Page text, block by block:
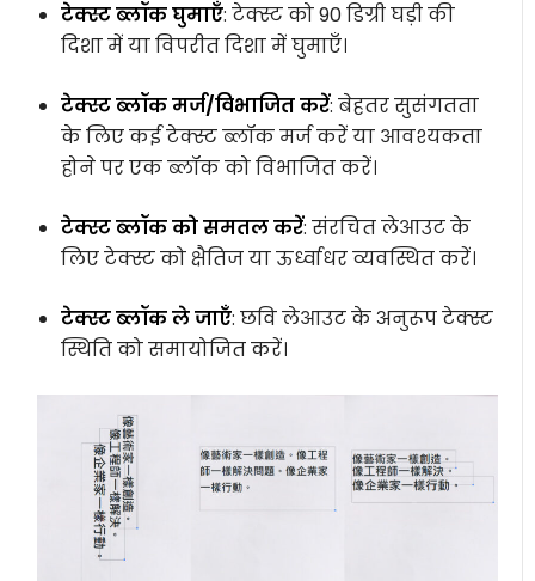
टेक्स्ट ब्लॉक घुमाएँ: टेक्स्ट को 90 डिग्री घड़ी की
दिशा में या विपरीत दिशा में घुमाएँ।
टेक्स्ट ब्लॉक मर्ज/विभाजित करें: बेहतर सुसंगतता
के लिए कई टेक्स्ट ब्लॉक मर्ज करें या आवश्यकता
होने पर एक ब्लॉक को विभाजित करें।
टेक्स्ट ब्लॉक को समतल करें: संरचित लेआउट के
लिए टेक्स्ट को क्षैतिज या ऊर्ध्वाधर व्यवस्थित करें।
टेक्स्ट ब्लॉक ले जाएँ: छवि लेआउट के अनुरूप टेक्स्ट
स्थिति को समायोजित करें।